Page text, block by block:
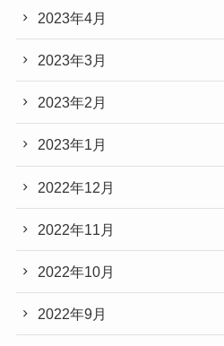
2023年4月
2023年3月
2023年2月
2023年1月
2022年12月
2022年11月
2022年10月
2022年9月